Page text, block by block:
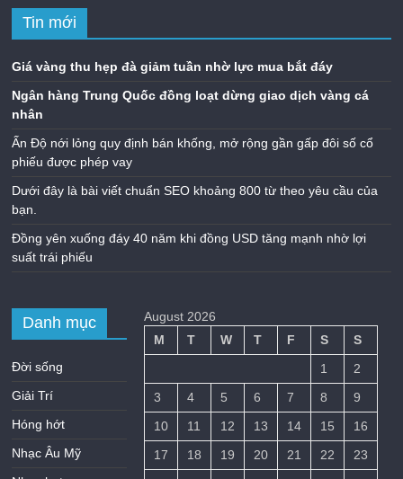
Tin mới
Giá vàng thu hẹp đà giảm tuần nhờ lực mua bắt đáy
Ngân hàng Trung Quốc đồng loạt dừng giao dịch vàng cá
nhân
Ấn Độ nới lỏng quy định bán khống, mở rộng gần gấp đôi số cổ
phiếu được phép vay
Dưới đây là bài viết chuẩn SEO khoảng 800 từ theo yêu cầu của
bạn.
Đồng yên xuống đáy 40 năm khi đồng USD tăng mạnh nhờ lợi
suất trái phiếu
Danh mục
Đời sống
Giải Trí
Hóng hớt
Nhạc Âu Mỹ
August 2026
M
T W T F S
S
1
2
3
4 5 6 7 8
9
10
11 12 13 14 15
16
17
18 19 20 21 22
23